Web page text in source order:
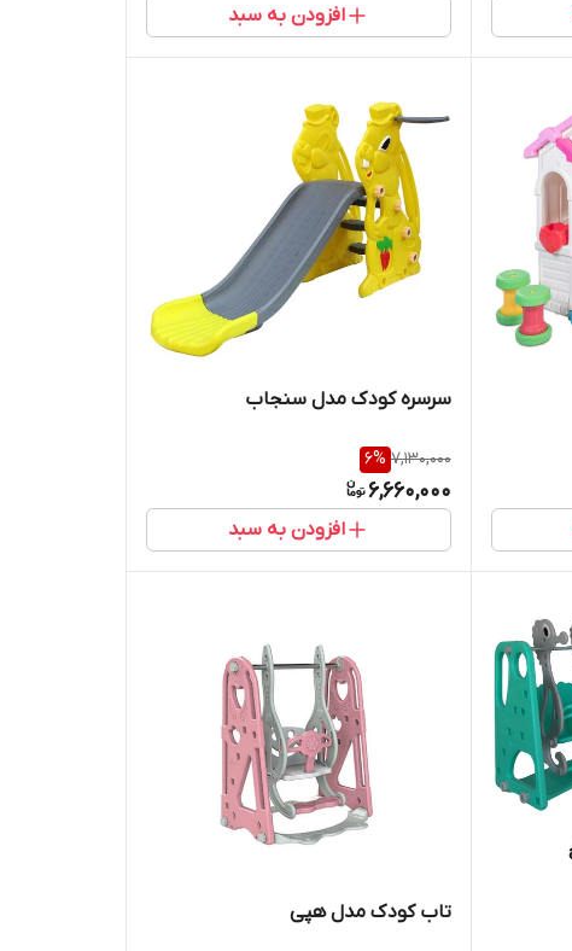
افزودن به سبد
سرسره کودک مدل سنجاب
7,130,000
6%
6,660,000
افزودن به سبد
تاب کودک مدل هپی